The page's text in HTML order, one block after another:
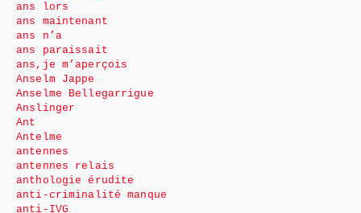
ans lors
ans maintenant
ans n’a
ans paraissait
ans,je m’aperçois
Anselm Jappe
Anselme Bellegarrigue
Anslinger
Ant
Antelme
antennes
antennes relais
anthologie érudite
anti-criminalité manque
anti-IVG